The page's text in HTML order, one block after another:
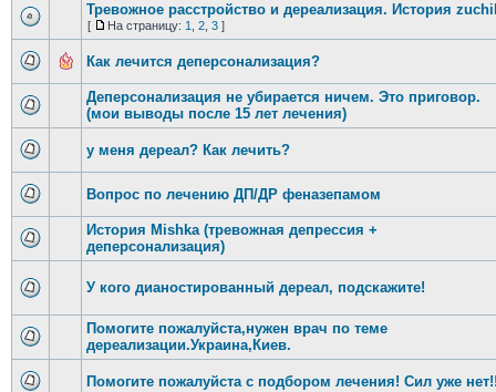
Тревожное расстройство и дереализация. История
[ На страницу: 1 2, 3]
Как лечится деперсонализация?
Деперсонализация не убирается ничем. Это приговор.
(мои выводы после 15 лет лечения)
у меня дереал? Как лечить?
Вопрос по лечению ДП/ДР феназепамом
История Mishka (тревожная депрессия +
деперсонализация)
У кого дианостированный дереал, подскажите!
Помогите пожалуйста,нужен врач по теме
дереализации.Украина,Киев.
Помогите пожалуйста с подбором лечения! Сил уже